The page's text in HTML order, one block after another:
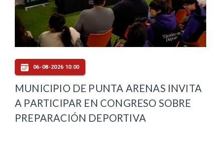
06-08-2026 10:00
MUNICIPIO DE PUNTA ARENAS INVITA
A PARTICIPAR EN CONGRESO SOBRE
PREPARACIÓN DEPORTIVA